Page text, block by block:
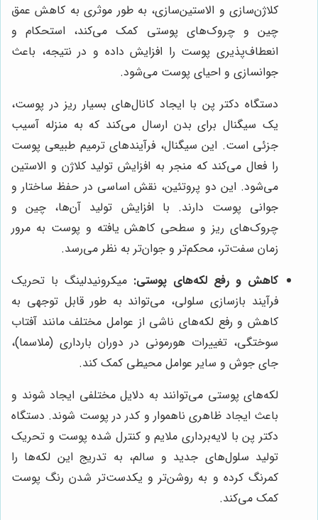
کلاژن‌سازی و الاستین‌سازی، به طور موثری به کاهش عمق
چین و چروک‌های پوستی کمک می‌کند، استحکام و
انعطاف‌پذیری پوست را افزایش داده و در نتیجه، باعث
جوانسازی و احیای پوست می‌شود.
دستگاه دکتر پن با ایجاد کانال‌های بسیار ریز در پوست،
یک سیگنال برای بدن ارسال می‌کند که به منزله آسیب
جزئی است. این سیگنال، فرآیندهای ترمیم طبیعی پوست
را فعال می‌کند که منجر به افزایش تولید کلاژن و الاستین
می‌شود. این دو پروتئین، نقش اساسی در حفظ ساختار و
جوانی پوست دارند. با افزایش تولید آن‌ها، چین و
چروک‌های ریز و سطحی کاهش یافته و پوست به مرور
زمان سفت‌تر، محکم‌تر و جوان‌تر به نظر می‌رسد.
کاهش و رفع لکه‌های پوستی: میکرونیدلینگ با تحریک
فرآیند بازسازی سلولی، می‌تواند به طور قابل توجهی به
کاهش و رفع لکه‌های ناشی از عوامل مختلف مانند آفتاب
سوختگی، تغییرات هورمونی در دوران بارداری (ملاسما)،
جای جوش و سایر عوامل محیطی کمک کند.
لکه‌های پوستی می‌توانند به دلایل مختلفی ایجاد شوند و
باعث ایجاد ظاهری ناهموار و کدر در پوست شوند. دستگاه
دکتر پن با لایه‌برداری ملایم و کنترل شده پوست و تحریک
تولید سلول‌های جدید و سالم، به تدریج این لکه‌ها را
کمرنگ کرده و به روشن‌تر و یکدست‌تر شدن رنگ پوست
کمک می‌کند.